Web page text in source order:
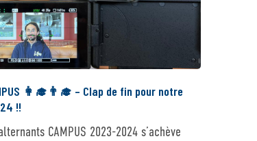
👩‍🎓👨‍🎓 – Clap de fin pour notre
!!
CAMPUS 2023-2024 s’achève